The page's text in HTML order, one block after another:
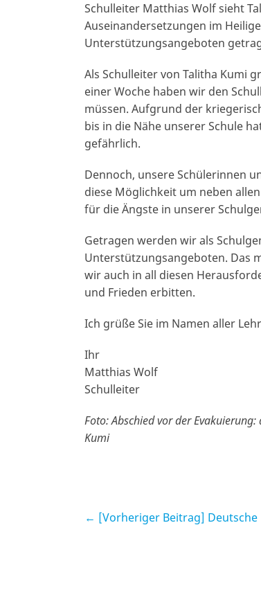
Schulleiter Matthias Wolf sieht
Auseinandersetzungen im
Unterstützungsangeboten
Als Schulleiter von Talitha Kumi
einer Woche haben wir den
müssen. Aufgrund der
bis in die Nähe unserer Schule
gefährlich.
Dennoch, unsere Schülerinnen
diese Möglichkeit um neben
für die Ängste in unserer
Getragen werden wir als
Unterstützungsangeboten. Das
wir auch in all diesen
und Frieden erbitten.
Ich grüße Sie im Namen aller
Ihr
Matthias Wolf
Schulleiter
Foto: Abschied vor der
Kumi
← [Vorheriger Beitrag]